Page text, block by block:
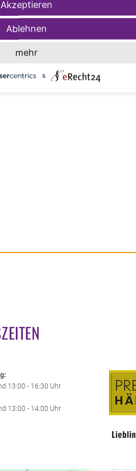
BAUSTOFFE
13:00 - 16:30 Uhr
13:00 - 14:00 Uhr
Akzeptieren
Ablehnen
mehr
&